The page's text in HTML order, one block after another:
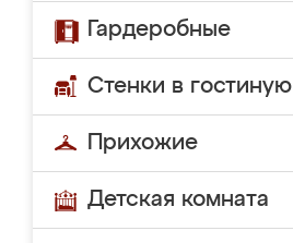
Гардеробные
Стенки в гостиную
Прихожие
Детская комната